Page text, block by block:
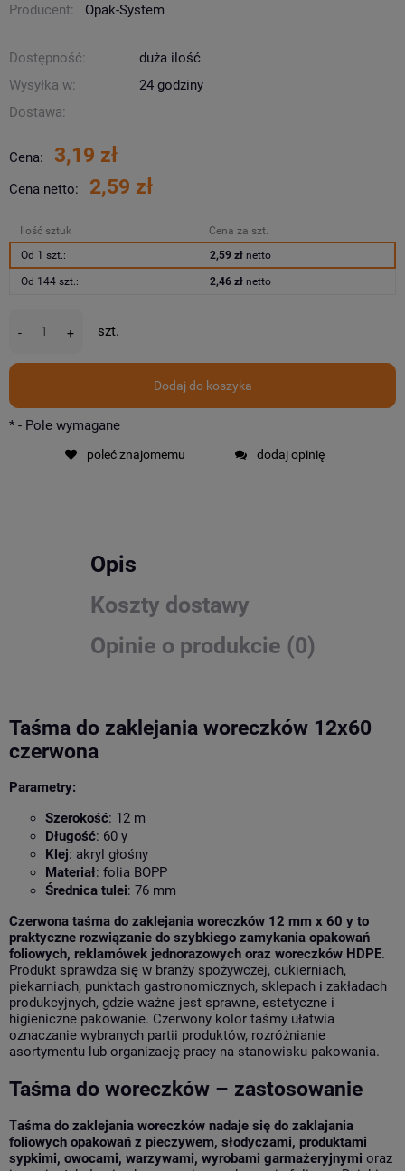
Producent: Opak-System
Dostępność:
duża ilość
Wysyłka w:
24 godziny
Dostawa:
Cena: 3,19 zł
Cena netto: 2,59 zł
Ilość sztuk
Cena za szt.
Od 1 szt.:
2,59 złnetto
Od 144 szt.: 2,46 złnetto
- + szt.
Dodaj do koszyka
* - Pole wymagane
poleć znajomemu dodaj opinię
Opis
Koszty dostawy
Opinie o produkcie (0)
Taśma do zaklejania woreczków 12x60
czerwona
Parametry:
Szerokość: 12 m
Długość: 60 y
Klej: akryl głośny
Materiał: folia BOPP
Średnica tulei: 76 mm
Czerwona taśma do zaklejania woreczków 12 mm x 60 y to
praktyczne rozwiązanie do szybkiego zamykania opakowań
foliowych, reklamówek jednorazowych oraz woreczków HDPE.
Produkt sprawdza się w branży spożywczej, cukierniach,
piekarniach, punktach gastronomicznych, sklepach i zakładach
produkcyjnych, gdzie ważne jest sprawne, estetyczne i
higieniczne pakowanie. Czerwony kolor taśmy ułatwia
oznaczanie wybranych partii produktów, rozróżnianie
asortymentu lub organizację pracy na stanowisku pakowania.
Taśma do woreczków – zastosowanie
Taśma do zaklejania woreczków nadaje się do zaklajania
foliowych opakowań z pieczywem, słodyczami, produktami
sypkimi, owocami, warzywami, wyrobami garmażeryjnymi oraz